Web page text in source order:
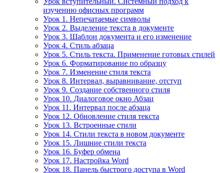
изучению офисных программ
Урок 1. Непечатаемые символы
Урок 2. Выделение текста в документе
Урок 3. Шаблон документа и его изменение
Урок 4. Стиль абзаца
Урок 5. Стиль текста. Применение готовых стилей
Урок 6. Форматирование по образцу
Урок 7. Изменение стиля текста
Урок 8. Интервал, выравнивание, отступ
Урок 9. Создание собственного стиля
Урок 10. Диалоговое окно Абзац
Урок 11. Интервал после абзаца
Урок 12. Обновление стиля текста
Урок 13. Встроенные стили
Урок 14. Стили текста в новом документе
Урок 15. Лишние стили текста
Урок 16. Буфер обмена
Урок 17. Настройка Word
Урок 18. Панель быстрого доступа в Word